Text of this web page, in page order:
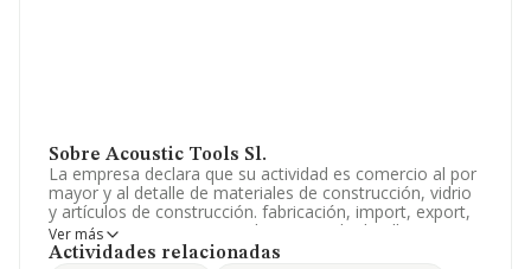
Sobre Acoustic Tools Sl.
La empresa declara que su actividad es comercio al por
mayor y al detalle de materiales de construcción, vidrio
y artículos de construcción. fabricación, import, export,
comercio y compraventa al mayor ya la detalle,
transformacion, montaje, construcción de materiales,
Ver más
Actividades relacionadas